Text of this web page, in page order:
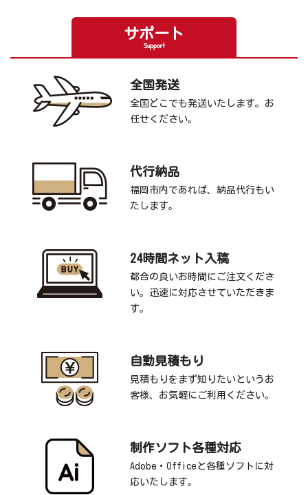
サポート
Support
全国発送
全国どこでも発送いたします。お
任せください。
代行納品
福岡市内であれば、納品代行もい
たします。
24時間ネット入稿
都合の良いお時間にご注文くださ
い。迅速に対応させていただきま
す。
自動見積もり
見積もりをまず知りたいというお
客様、お気軽にご利用ください。
制作ソフト各種対応
Adobe・Officeと各種ソフトに対
応いたします。